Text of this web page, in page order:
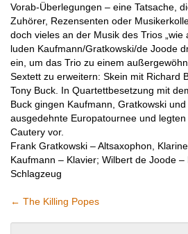
Vorab-Überlegungen – eine Tatsache,
Zuhörer, Rezensenten oder
doch vieles an der Musik des Trios „wie
luden Kaufmann/Gratkowski/de Joode
ein, um das Trio zu einem
Sextett zu erweitern: Skein mit Richard
Tony Buck. In Quartettbesetzung mit
Buck gingen Kaufmann, Gratkowski
ausgedehnte Europatournee und
Cautery vor.
Frank Gratkowski – Altsaxophon,
Kaufmann – Klavier; Wilbert de Joode
Schlagzeug
← The Killing Popes